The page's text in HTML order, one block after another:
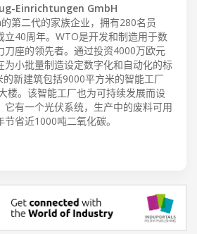
Einrichtungen GmbH
第二代的家族企业，拥有280名员
立40周年。WTO是开发和制造用于数
刀座的领先者。通过投资4000万欧元
为小批量制造设定数字化和自动化的标
新建筑包括9000平方米的智能工厂
楼。该智能工厂也为可持续发展而设
它有一个光伏系统，生产中的废料可用
省近1000吨二氧化碳。